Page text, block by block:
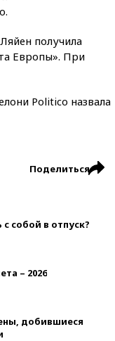
получила
Европы». При
Politico назвала
Поделиться
собой в отпуск?
– 2026
добившиеся